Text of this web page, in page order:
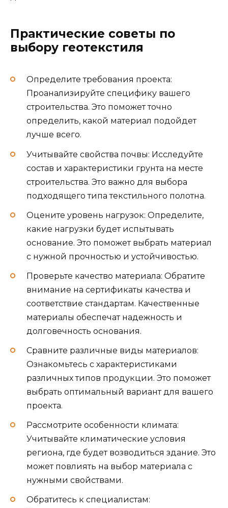
Практические советы по
выбору геотекстиля
Определите требования проекта:
Проанализируйте специфику вашего
строительства. Это поможет точно
определить, какой материал подойдет
лучше всего.
Учитывайте свойства почвы: Исследуйте
состав и характеристики грунта на месте
строительства. Это важно для выбора
подходящего типа текстильного полотна.
Оцените уровень нагрузок: Определите,
какие нагрузки будет испытывать
основание. Это поможет выбрать материал
с нужной прочностью и устойчивостью.
Проверьте качество материала: Обратите
внимание на сертификаты качества и
соответствие стандартам. Качественные
материалы обеспечат надежность и
долговечность основания.
Сравните различные виды материалов:
Ознакомьтесь с характеристиками
различных типов продукции. Это поможет
выбрать оптимальный вариант для вашего
проекта.
Рассмотрите особенности климата:
Учитывайте климатические условия
региона, где будет возводиться здание. Это
может повлиять на выбор материала с
нужными свойствами.
Обратитесь к специалистам: